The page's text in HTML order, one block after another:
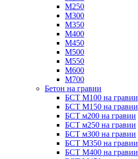
М250
М300
М350
М400
М450
М500
М550
М600
М700
Бетон на гравии
БСТ М100 на гравии
БСТ М150 на гравии
БСТ м200 на гравии
БСТ м250 на гравии
БСТ м300 на гравии
БСТ М350 на гравии
БСТ М400 на гравии